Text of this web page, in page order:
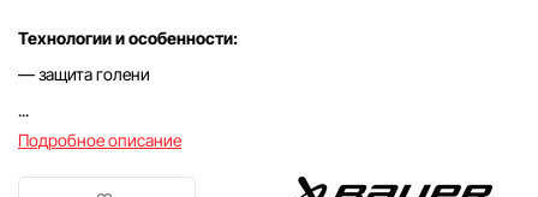
Технологии и особенности:
— защита голени
...
Подробное описание